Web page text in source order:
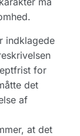
indklagede
for
det
af
at det